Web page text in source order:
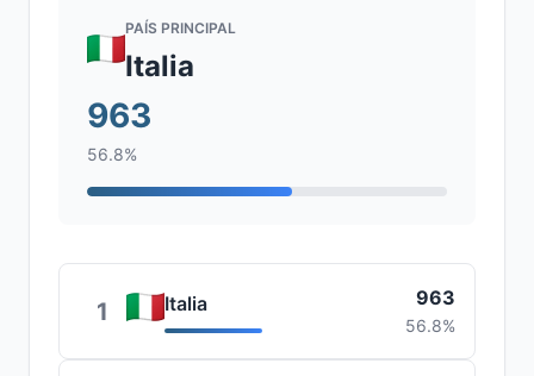
PAÍS PRINCIPAL
Italia
963
56.8%
1 Italia 963
56.8%